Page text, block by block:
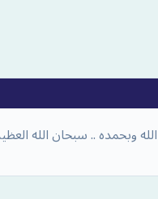
وبحمده .. سبحان الله العظيم